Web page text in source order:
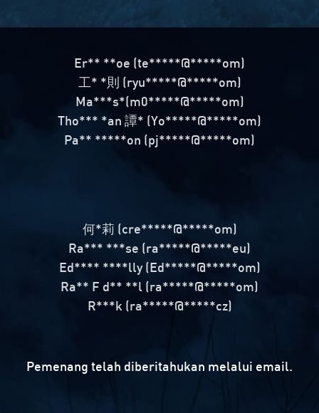
Er** **oe (te*****@*****om)
工* *則 (ryu*****@*****om)
Ma***s*(m0*****@*****om)
Tho*** *an 譚* (Yo*****@*****om)
Pa** *****on (pj*****@*****om)
何*莉 (cre*****@*****om)
Ra*** ***se (ra*****@*****eu)
Ed**** ****lly (Ed*****@*****om)
Ra** F d** **l (ra*****@*****om)
R***k (ra*****@*****cz)
Pemenang telah diberitahukan melalui email.